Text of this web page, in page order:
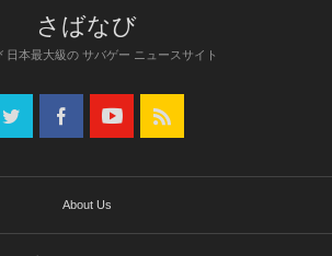
日本最大級の サバゲー ニュースサイト
About Us